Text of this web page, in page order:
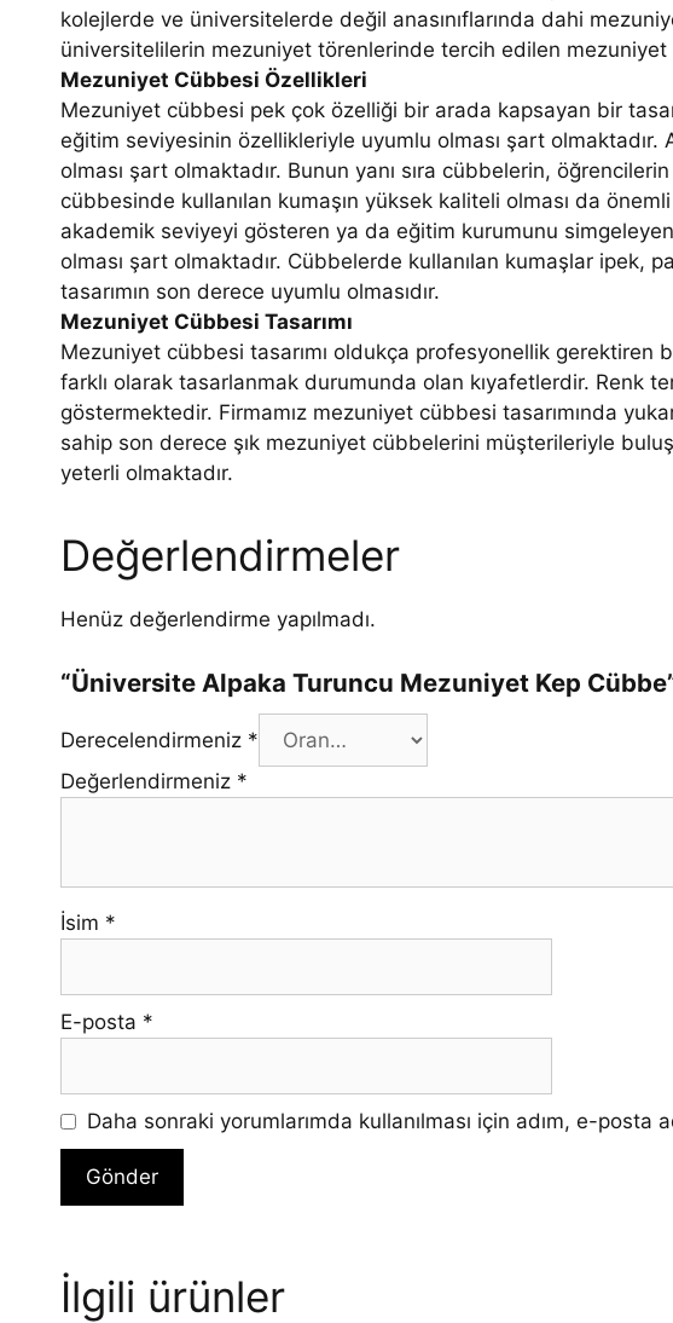
kolejlerde ve üniversitelerde değil anasınıflarında dahi
üniversitelilerin mezuniyet törenlerinde tercih edilen mezuniyet
Mezuniyet Cübbesi Özellikleri
Mezuniyet cübbesi pek çok özelliği bir arada kapsayan bir
eğitim seviyesinin özellikleriyle uyumlu olması şart
olması şart olmaktadır. Bunun yanı sıra cübbelerin,
cübbesinde kullanılan kumaşın yüksek kaliteli olması da
akademik seviyeyi gösteren ya da eğitim kurumunu
olması şart olmaktadır. Cübbelerde kullanılan kumaşlar ipek,
tasarımın son derece uyumlu olmasıdır.
Mezuniyet Cübbesi Tasarımı
Mezuniyet cübbesi tasarımı oldukça profesyonellik gerektiren
farklı olarak tasarlanmak durumunda olan kıyafetlerdir. Renk
göstermektedir. Firmamız mezuniyet cübbesi tasarımında
sahip son derece şık mezuniyet cübbelerini müşterileriyle
yeterli olmaktadır.
Değerlendirmeler
Henüz değerlendirme yapılmadı.
“Üniversite Alpaka Turuncu Mezuniyet Kep
Derecelendirmeniz *
Değerlendirmeniz *
İsim *
E-posta *
Daha sonraki yorumlarımda kullanılması için adım, e-
İlgili ürünler